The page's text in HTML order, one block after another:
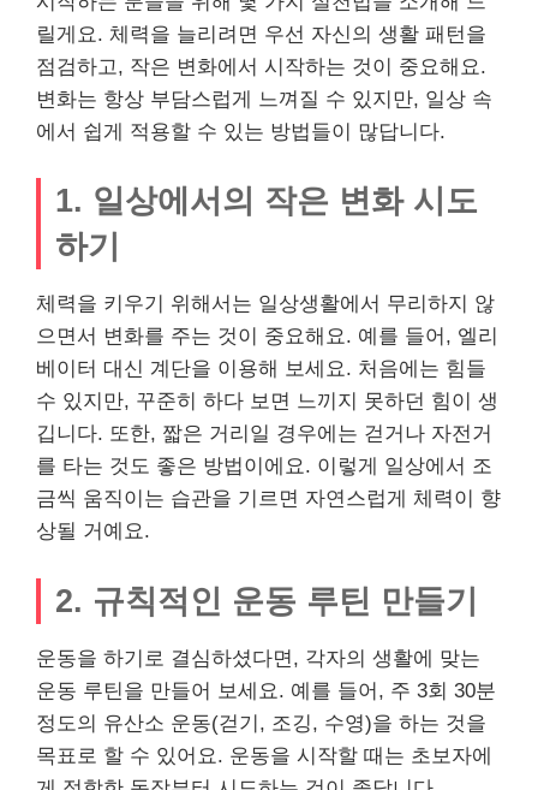
릴게요. 체력을 늘리려면 우선 자신의 생활 패턴을
점검하고, 작은 변화에서 시작하는 것이 중요해요.
변화는 항상 부담스럽게 느껴질 수 있지만, 일상 속
에서 쉽게 적용할 수 있는 방법들이 많답니다.
1. 일상에서의 작은 변화 시도
하기
체력을 키우기 위해서는 일상생활에서 무리하지 않
으면서 변화를 주는 것이 중요해요. 예를 들어, 엘리
베이터 대신 계단을 이용해 보세요. 처음에는 힘들
수 있지만, 꾸준히 하다 보면 느끼지 못하던 힘이 생
깁니다. 또한, 짧은 거리일 경우에는 걷거나 자전거
를 타는 것도 좋은 방법이에요. 이렇게 일상에서 조
금씩 움직이는 습관을 기르면 자연스럽게 체력이 향
상될 거예요.
2. 규칙적인 운동 루틴 만들기
운동을 하기로 결심하셨다면, 각자의 생활에 맞는
운동 루틴을 만들어 보세요. 예를 들어, 주 3회 30분
정도의 유산소 운동(걷기, 조깅, 수영)을 하는 것을
목표로 할 수 있어요. 운동을 시작할 때는 초보자에